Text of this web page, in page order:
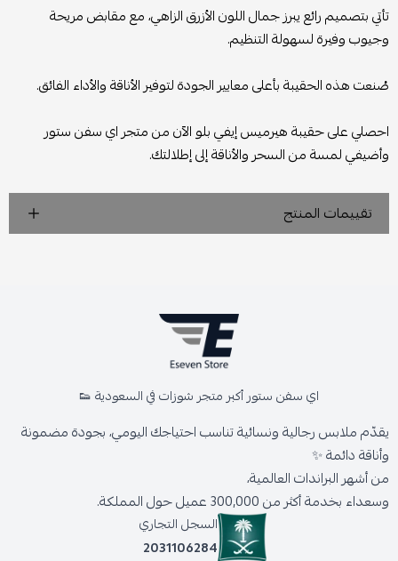
تأتي بتصميم رائع يبرز جمال اللون الأزرق الزاهي، مع مقابض مريحة
وجيوب وفيرة لسهولة التنظيم.
صُنعت هذه الحقيبة بأعلى معايير الجودة لتوفير الأناقة والأداء الفائق.
احصلي على حقيبة هيرميس إيفي بلو الآن من متجر اي سفن ستور
وأضيفي لمسة من السحر والأناقة إلى إطلالتك.
تقييمات المنتج
اي سفن ستور أكبر متجر شوزات في السعودية 👟
يقدّم ملابس رجالية ونسائية تناسب احتياجك اليومي، بجودة مضمونة
وأناقة دائمة ✨
من أشهر البراندات العالمية،
وسعداء بخدمة أكثر من 300,000 عميل حول المملكة.
السجل التجاري
2031106284